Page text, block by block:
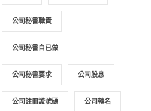
公司秘書職責
公司秘書自已做
公司秘書要求 公司股息
公司註冊證號碼 公司轉名